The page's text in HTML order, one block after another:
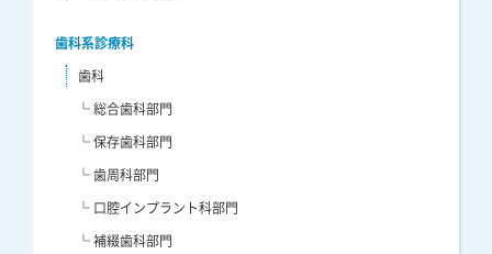
歯科系診療科
歯科
└ 総合歯科部門
└ 保存歯科部門
└ 歯周科部門
└ 口腔インプラント科部門
└ 補綴歯科部門